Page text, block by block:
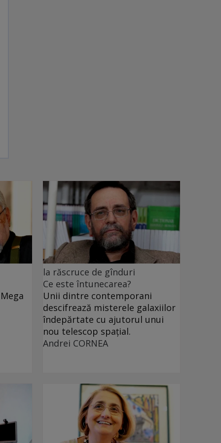
la răscruce de gînduri
Ce este întunecarea?
Unii dintre contemporani
descifrează misterele galaxiilor
îndepărtate cu ajutorul unui
nou telescop spațial.
Andrei CORNEA